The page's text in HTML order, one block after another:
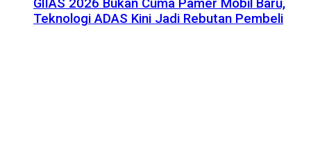
GIIAS 2026 Bukan Cuma Pamer Mobil Baru,
Teknologi ADAS Kini Jadi Rebutan Pembeli